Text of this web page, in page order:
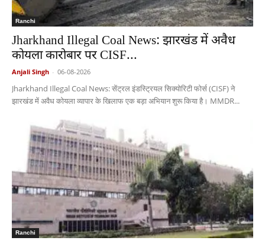
Ranchi
Jharkhand Illegal Coal News: झारखंड में अवैध
कोयला कारोबार पर CISF...
Anjali Singh - 06-08-2026
Jharkhand Illegal Coal News: सेंट्रल इंडस्ट्रियल सिक्योरिटी फोर्स (CISF) ने
झारखंड में अवैध कोयला व्यापार के खिलाफ एक बड़ा अभियान शुरू किया है। MMDR...
Ranchi